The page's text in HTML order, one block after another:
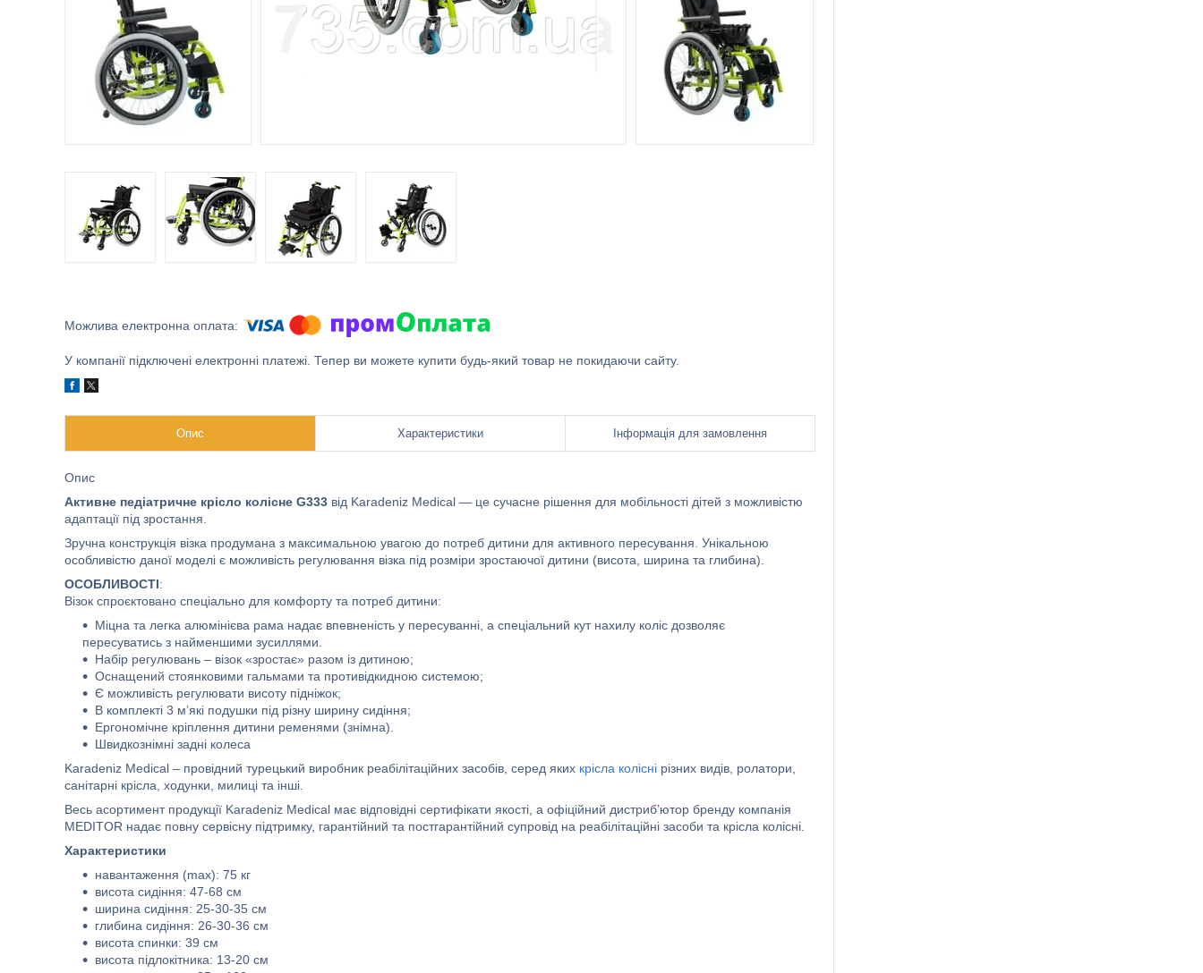
У компанії підключені електронні платежі. Тепер ви можете купити будь-який товар не покидаючи сайту.
Опис Характеристики Інформація для замовлення
Опис
Активне педіатричне крісло колісне G333 від Karadeniz Medical — це сучасне рішення для мобільності дітей з можливістю
адаптації під зростання.
Зручна конструкція візка продумана з максимальною увагою до потреб дитини для активного пересування. Унікальною
особливістю даної моделі є можливість регулювання візка під розміри зростаючої дитини (висота, ширина та глибина).
ОСОБЛИВОСТІ:
Візок спроєктовано спеціально для комфорту та потреб дитини:
Міцна та легка алюмінієва рама надає впевненість у пересуванні, а спеціальний кут нахилу коліс дозволяє
пересуватись з найменшими зусиллями.
Набір регулювань – візок «зростає» разом із дитиною;
Оснащений стоянковими гальмами та противідкидною системою;
Є можливість регулювати висоту підніжок;
В комплекті 3 м’які подушки під різну ширину сидіння;
Ергономічне кріплення дитини ременями (знімна).
Швидкознімні задні колеса
Karadeniz Medical – провідний турецький виробник реабілітаційних засобів, серед яких крісла колісні різних видів, ролатори,
санітарні крісла, ходунки, милиці та інші.
Весь асортимент продукції Karadeniz Medical має відповідні сертифікати якості, а офіційний дистриб’ютор бренду компанія
MEDITOR надає повну сервісну підтримку, гарантійний та постгарантійний супровід на реабілітаційні засоби та крісла колісні.
Характеристики
навантаження (max): 75 кг
висота сидіння: 47-68 см
ширина сидіння: 25-30-35 см
глибина сидіння: 26-30-36 см
висота спинки: 39 см
висота підлокітника: 13-20 см